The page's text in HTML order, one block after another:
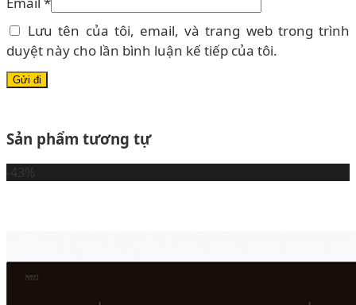
Lưu tên của tôi, email, và trang web trong trình
duyệt này cho lần bình luận kế tiếp của tôi.
Sản phẩm tương tự